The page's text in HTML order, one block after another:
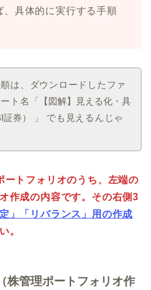
、具体的に実行する手順
は、ダウンロードしたファ
ト名「 【図解】見える化・具
券）
」 でも見えるんじゃ
トフォリオのうち、左端の
作成の内容です。その右側3
」「リバランス」用の作成
。
株管理ポートフォリオ作